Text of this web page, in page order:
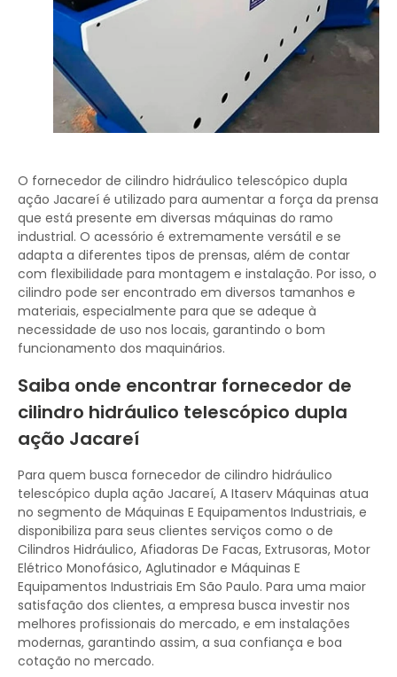
O fornecedor de cilindro hidráulico telescópico dupla
ação Jacareí é utilizado para aumentar a força da prensa
que está presente em diversas máquinas do ramo
industrial. O acessório é extremamente versátil e se
adapta a diferentes tipos de prensas, além de contar
com flexibilidade para montagem e instalação. Por isso, o
cilindro pode ser encontrado em diversos tamanhos e
materiais, especialmente para que se adeque à
necessidade de uso nos locais, garantindo o bom
funcionamento dos maquinários.
Saiba onde encontrar fornecedor de
cilindro hidráulico telescópico dupla
ação Jacareí
Para quem busca fornecedor de cilindro hidráulico
telescópico dupla ação Jacareí, A Itaserv Máquinas atua
no segmento de Máquinas E Equipamentos Industriais, e
disponibiliza para seus clientes serviços como o de
Cilindros Hidráulico, Afiadoras De Facas, Extrusoras, Motor
Elétrico Monofásico, Aglutinador e Máquinas E
Equipamentos Industriais Em São Paulo. Para uma maior
satisfação dos clientes, a empresa busca investir nos
melhores profissionais do mercado, e em instalações
modernas, garantindo assim, a sua confiança e boa
cotação no mercado.